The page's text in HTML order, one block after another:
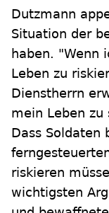
Dutzmann
Situation der
haben. "Wenn
Leben zu
Dienstherrn
mein Leben zu
Dass Soldaten
riskieren
wichtigsten